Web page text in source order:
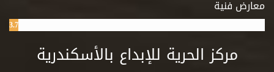
معارض فنية
3.7%
مركز الحرية للإبداع بالأسكندرية